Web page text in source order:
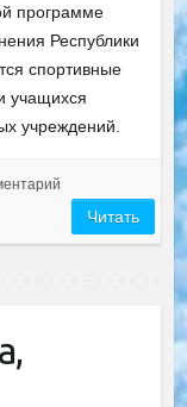
программе
Республики
спортивные
учащихся
учреждений.
Читать